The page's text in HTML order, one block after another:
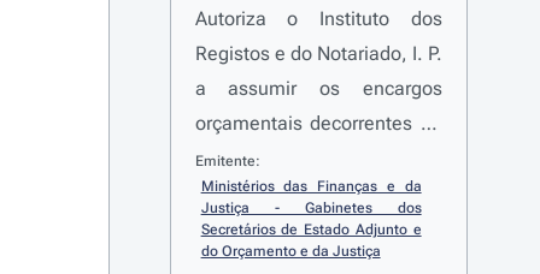
Autoriza o Instituto dos
Registos e do Notariado, I. P.
a assumir os encargos
orçamentais decorrentes da
celebração de protocolos
para a instalação e gestão
de Lojas do Cidadão em
municípios que integram as
Emitente:
Ministérios das Finanças e da
Justiça - Gabinetes dos
Secretários de Estado Adjunto e
do Orçamento e da Justiça